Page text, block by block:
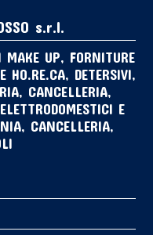
s.r.l.
MAKE UP, FORNITURE
HO.RE.CA, DETERSIVI,
CANCELLERIA,
E
CANCELLERIA,